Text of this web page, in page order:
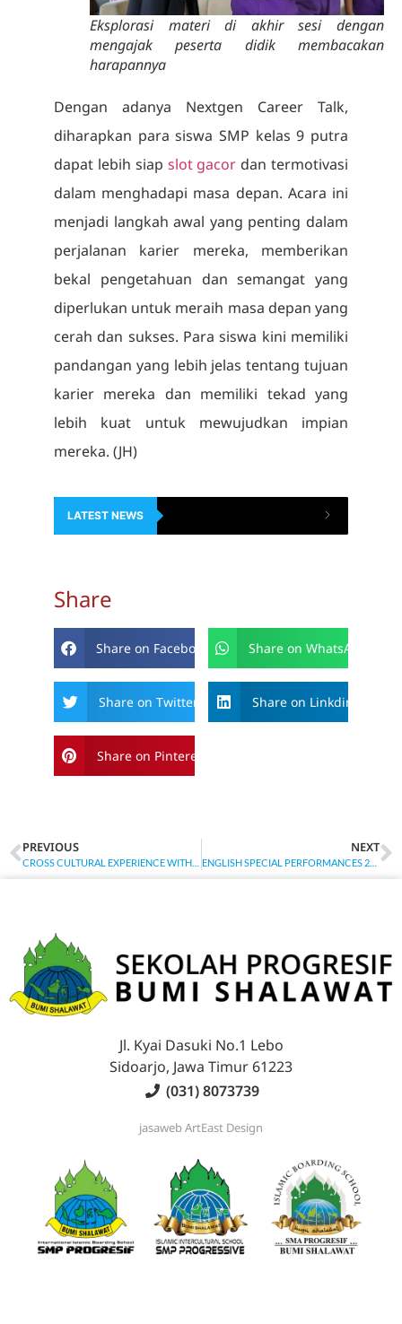
Eksplorasi materi di akhir sesi dengan
mengajak peserta didik membacakan
harapannya
Dengan adanya Nextgen Career Talk,
diharapkan para siswa SMP kelas 9 putra
dapat lebih siap slot gacor dan termotivasi
dalam menghadapi masa depan. Acara ini
menjadi langkah awal yang penting dalam
perjalanan karier mereka, memberikan
bekal pengetahuan dan semangat yang
diperlukan untuk meraih masa depan yang
cerah dan sukses. Para siswa kini memiliki
pandangan yang lebih jelas tentang tujuan
karier mereka dan memiliki tekad yang
lebih kuat untuk mewujudkan impian
mereka. (JH)
LATEST NEWS
Share
Share on Facebook Share on WhatsApp
Share on Twitter Share on Linkdin
Share on Pinterest
PREVIOUS NEXT
ENGLISH SPECIAL PERFORMANCES 2024 OF SMP PROGRESIF BUMI SHALAWAT: GLOTERA IN WONDERLAND
Jl. Kyai Dasuki No.1 Lebo
Sidoarjo, Jawa Timur 61223
(031) 8073739
jasawebArtEast Design